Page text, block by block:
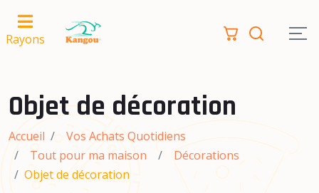
Rayons
Objet de décoration
Accueil
Vos Achats Quotidiens
Tout pour ma maison
Décorations
Objet de décoration